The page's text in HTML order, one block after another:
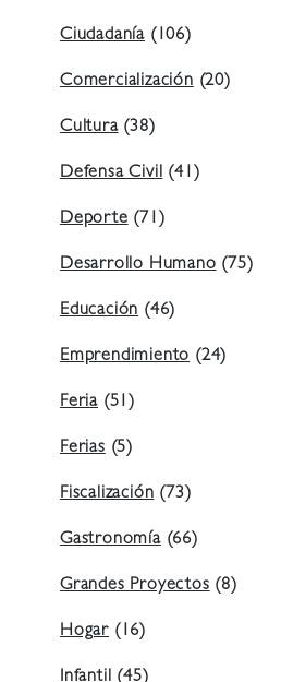
Ciudadanía (106)
Comercialización (20)
Cultura(38)
Defensa Civil (41)
Deporte (71)
Desarrollo Humano (75)
Educación (46)
Emprendimiento (24)
Feria (51)
Ferias (5)
Fiscalización (73)
Gastronomía(66)
Grandes Proyectos (8)
Hogar (16)
Infantil (45)